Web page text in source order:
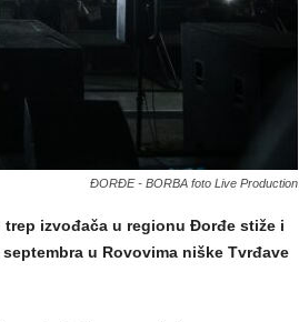
ĐORĐE - BORBA foto Live Production
izvođača u regionu Đorđe stiže i
u Rovovima niške Tvrđave